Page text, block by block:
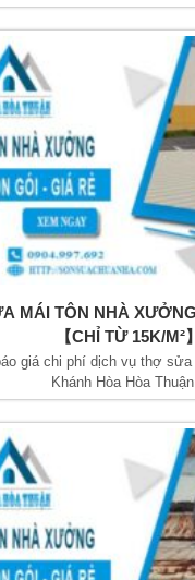
MÁI TÔN NHÀ
【CHỈ TỪ 15K/M²】
giá chi phí dịch vụ thợ
Khánh Hòa Hòa